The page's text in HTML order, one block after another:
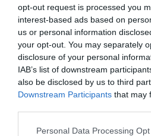
opt-out request is processed you
interest-based ads based on
us or personal information
your opt-out. You may separately
disclosure of your personal
IAB’s list of downstream
also be disclosed by us to third
Downstream Participants that may
Please note that this website/app
Personal Data Processing